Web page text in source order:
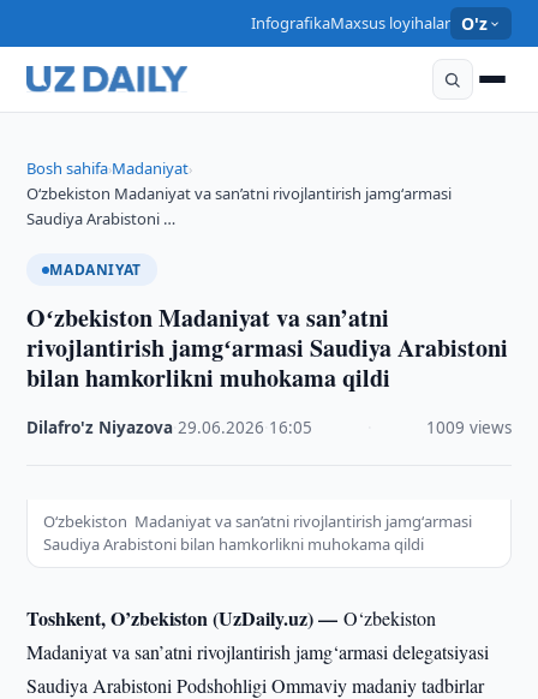
InfografikaMaxsus loyihalar O'z
Bosh sahifa›Madaniyat›
Oʻzbekiston Madaniyat va san’atni rivojlantirish jamgʻarmasi
Saudiya Arabistoni …
MADANIYAT
Oʻzbekiston Madaniyat va san’atni
rivojlantirish jamgʻarmasi Saudiya Arabistoni
bilan hamkorlikni muhokama qildi
Dilafro'z Niyazova ·29.06.2026 16:05 1009 views
Oʻzbekiston Madaniyat va san’atni rivojlantirish jamgʻarmasi
Saudiya Arabistoni bilan hamkorlikni muhokama qildi
Toshkent, O’zbekiston (UzDaily.uz) —O‘zbekiston
Madaniyat va san’atni rivojlantirish jamg‘armasi delegatsiyasi
Saudiya Arabistoni Podshohligi Ommaviy madaniy tadbirlar